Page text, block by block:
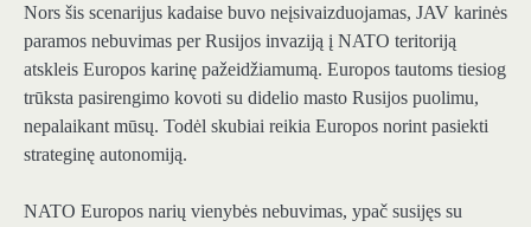
Nors šis scenarijus kadaise buvo neįsivaizduojamas, JAV karinės
paramos nebuvimas per Rusijos invaziją į NATO teritoriją
atskleis Europos karinę pažeidžiamumą. Europos tautoms tiesiog
trūksta pasirengimo kovoti su didelio masto Rusijos puolimu,
nepalaikant mūsų. Todėl skubiai reikia Europos norint pasiekti
strateginę autonomiją.
NATO Europos narių vienybės nebuvimas, ypač susijęs su